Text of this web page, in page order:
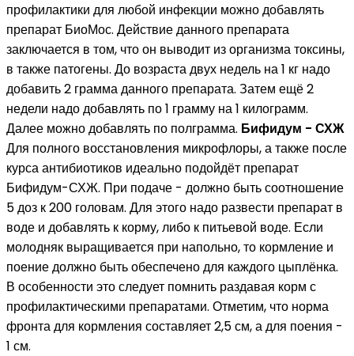
профилактики для любой инфекции можно добавлять
препарат БиоМос. Действие данного препарата
заключается в том, что он выводит из организма токсины,
в также патогены. До возраста двух недель на 1 кг надо
добавить 2 грамма данного препарата. Затем ещё 2
недели надо добавлять по 1 грамму на 1 килограмм.
Далее можно добавлять по полграмма. Бифидум - СХЖ
Для полного восстановления микрофлоры, а также после
курса антибиотиков идеально подойдёт препарат
Бифидум-СХЖ. При подаче - должно быть соотношение
5 доз к 200 головам. Для этого надо развести препарат в
воде и добавлять к корму, либо к питьевой воде. Если
молодняк выращивается при напольно, то кормление и
поение должно быть обеспечено для каждого цыплёнка.
В особенности это следует помнить раздавая корм с
профилактическими препаратами. Отметим, что норма
фронта для кормления составляет 2,5 см, а для поения -
1 см.